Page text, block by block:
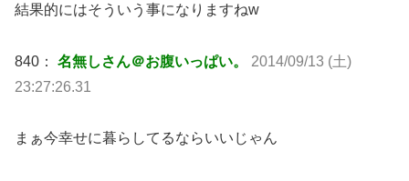
結果的にはそういう事になりますねw
840： 名無しさん＠お腹いっぱい。 2014/09/13 (土)
23:27:26.31
まぁ今幸せに暮らしてるならいいじゃん